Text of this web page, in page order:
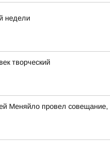
недели
творческий
Меняйло провел совещание,